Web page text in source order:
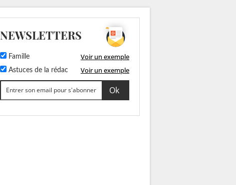
NEWSLETTERS
Famille Voir un exemple
Astuces de la rédac Voir un exemple